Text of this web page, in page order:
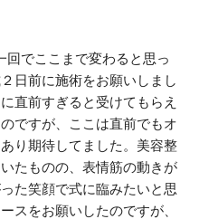
回でここまで変わると思っ
日前に施術をお願いしまし
直前すぎると受けてもらえ
ですが、ここは直前でもオ
り期待してました。美容整
たものの、表情筋の動きが
た笑顔で式に臨みたいと思
スをお願いしたのですが、